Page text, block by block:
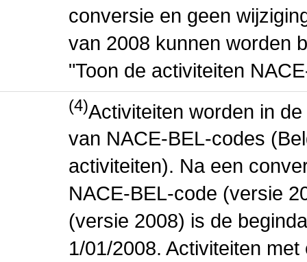
conversie en geen
van 2008 kunnen worden
"Toon de activiteiten
(4)Activiteiten worden in
van NACE-BEL-codes
activiteiten). Na een
NACE-BEL-code (versie
(versie 2008) is de
1/01/2008. Activiteiten